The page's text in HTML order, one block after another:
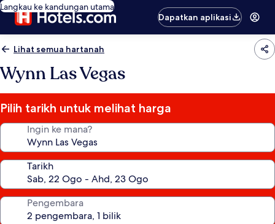
Langkau ke kandungan utama
Dapatkan aplikasi
Lihat semua hartanah
Wynn Las Vegas
Pilih tarikh untuk melihat harga
Ingin ke mana?
Tarikh
Pengembara